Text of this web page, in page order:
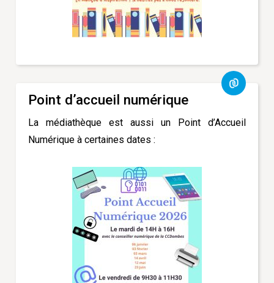
Point d’accueil numérique
La médiathèque est aussi un Point d’Accueil
Numérique à certaines dates :